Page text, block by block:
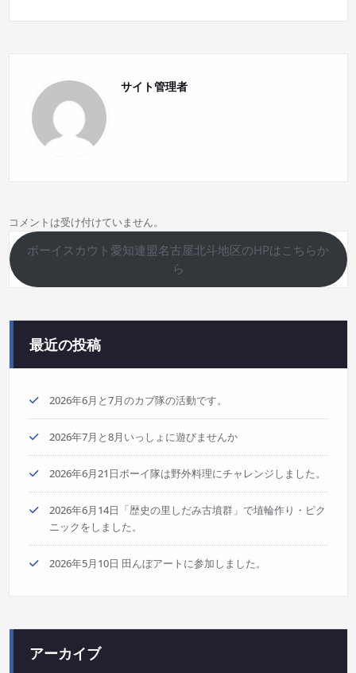
ョ
ン
サイト管理者
コメントは受け付けていません。
ボーイスカウト愛知連盟名古屋北斗地区のHPはこちらか
ら
最近の投稿
2026年6月と7月のカブ隊の活動です。
2026年7月と8月いっしょに遊びませんか
2026年6月21日ボーイ隊は野外料理にチャレンジしました。
2026年6月14日「歴史の里しだみ古墳群」で埴輪作り・ピク
ニックをしました。
2026年5月10日 田んぼアートに参加しました。
アーカイブ